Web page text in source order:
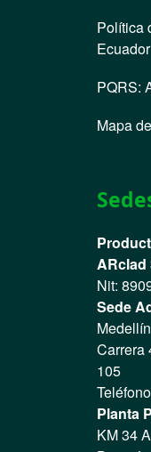
Política
Ecuador
PQRS:
Mapa
ARclad
Nit:
Sede
Carrera
105
Planta
KM 34